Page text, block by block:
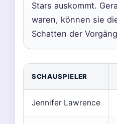
Stars auskommt.
waren, können sie
Schatten der
SCHAUSPIELER
Jennifer Lawrence